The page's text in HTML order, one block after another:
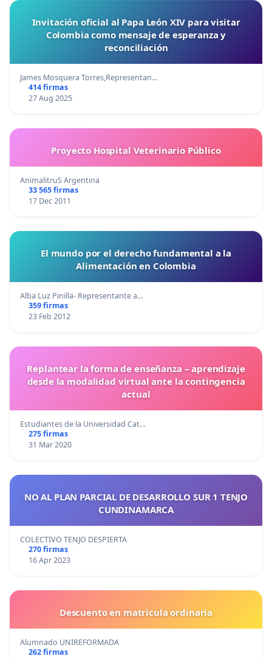
Invitación oficial al Papa León XIV para visitar
Colombia como mensaje de esperanza y
reconciliación
James Mosquera Torres,Representan…
414 firmas
27 Aug 2025
Proyecto Hospital Veterinario Público
AnimalitruS Argentina
33 565 firmas
17 Dec 2011
El mundo por el derecho fundamental a la
Alimentación en Colombia
Alba Luz Pinilla- Representante a…
359 firmas
23 Feb 2012
Replantear la forma de enseñanza – aprendizaje
desde la modalidad virtual ante la contingencia
actual
Estudiantes de la Universidad Cat…
275 firmas
31 Mar 2020
NO AL PLAN PARCIAL DE DESARROLLO SUR 1 TENJO
CUNDINAMARCA
COLECTIVO TENJO DESPIERTA
270 firmas
16 Apr 2023
Descuento en matricula ordinaria
Alumnado UNIREFORMADA
262 firmas